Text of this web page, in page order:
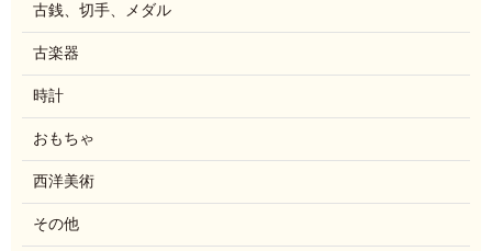
古銭、切手、メダル
古楽器
時計
おもちゃ
西洋美術
その他